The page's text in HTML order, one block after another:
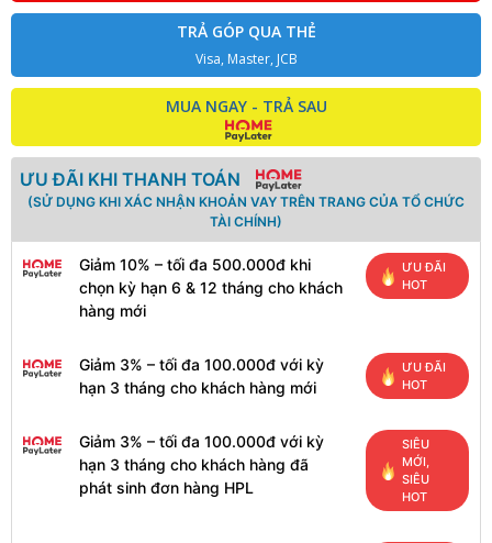
TRẢ GÓP QUA THẺ
Visa, Master, JCB
MUA NGAY - TRẢ SAU
ƯU ĐÃI KHI THANH TOÁN
(SỬ DỤNG KHI XÁC NHẬN KHOẢN VAY TRÊN TRANG CỦA TỔ CHỨC
TÀI CHÍNH)
Giảm 10% – tối đa 500.000đ khi
chọn kỳ hạn 6 & 12 tháng cho khách
hàng mới
ƯU ĐÃI
HOT
Giảm 3% – tối đa 100.000đ với kỳ
hạn 3 tháng cho khách hàng mới
ƯU ĐÃI
HOT
Giảm 3% – tối đa 100.000đ với kỳ
hạn 3 tháng cho khách hàng đã
phát sinh đơn hàng HPL
SIÊU
MỚI,
SIÊU
HOT